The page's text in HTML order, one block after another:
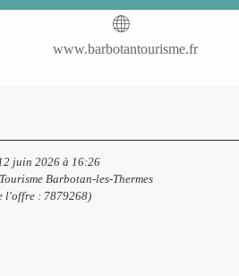
www.barbotantourisme.fr
juin 2026 à 16:26
Barbotan-les-Thermes
l'offre : 7879268)